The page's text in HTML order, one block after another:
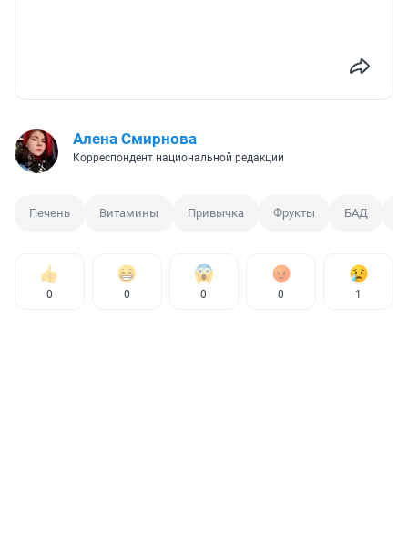
Алена Смирнова
Корреспондент национальной редакции
Печень Витамины Привычка Фрукты БАД
0 0 0 0 1